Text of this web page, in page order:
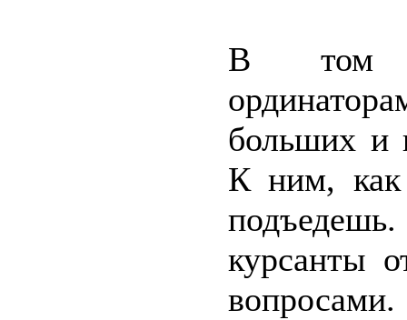
В том
больших и
К ним, как
курсанты
вопросами.